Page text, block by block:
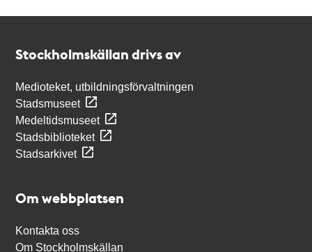
Stockholmskällan drivs av
Medioteket, utbildningsförvaltningen
Stadsmuseet
Medeltidsmuseet
Stadsbiblioteket
Stadsarkivet
Om webbplatsen
Kontakta oss
Om Stockholmskällan